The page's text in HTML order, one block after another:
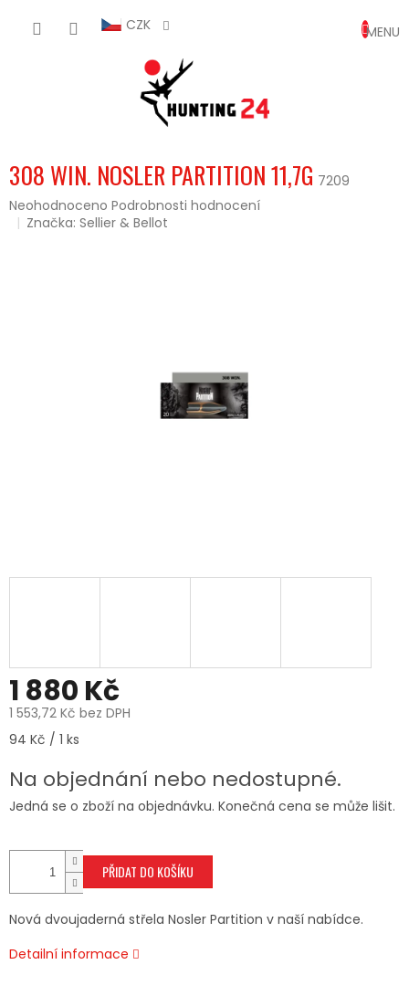
CZK
KOŠÍK
308 WIN. NOSLER PARTITION 11,7G 7209
Průměrné
hodnocení
Neohodnoceno Podrobnosti hodnocení
Značka:Sellier & Bellot
1 880 Kč
1 553,72 Kč bez DPH
Měrná
94 Kč / 1 ks
Na objednání nebo nedostupné.
Jedná se o zboží na objednávku. Konečná cena se může lišit.
PŘIDAT DO KOŠÍKU
Nová dvoujaderná střela Nosler Partition v naší nabídce.
Detailní informace